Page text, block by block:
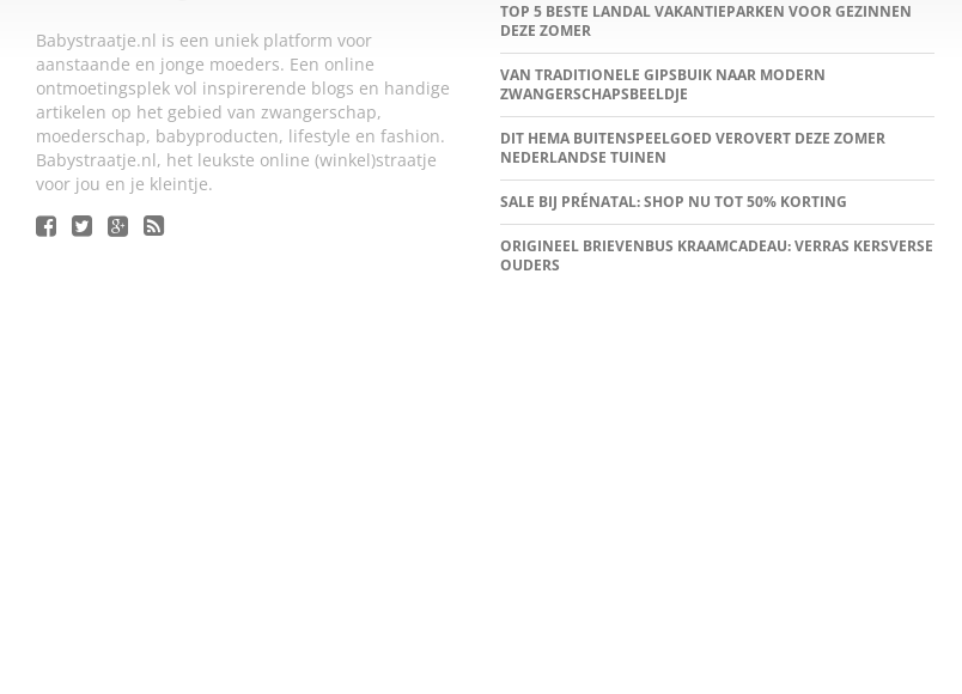
Babystraatje.nl is een uniek platform voor
aanstaande en jonge moeders. Een online
ontmoetingsplek vol inspirerende blogs en handige
artikelen op het gebied van zwangerschap,
moederschap, babyproducten, lifestyle en fashion.
Babystraatje.nl, het leukste online (winkel)straatje
voor jou en je kleintje.
TOP 5 BESTE LANDAL VAKANTIEPARKEN VOOR GEZINNEN
DEZE ZOMER
VAN TRADITIONELE GIPSBUIK NAAR MODERN
ZWANGERSCHAPSBEELDJE
DIT HEMA BUITENSPEELGOED VEROVERT DEZE ZOMER
NEDERLANDSE TUINEN
SALE BIJ PRÉNATAL: SHOP NU TOT 50% KORTING
ORIGINEEL BRIEVENBUS KRAAMCADEAU: VERRAS KERSVERSE
OUDERS